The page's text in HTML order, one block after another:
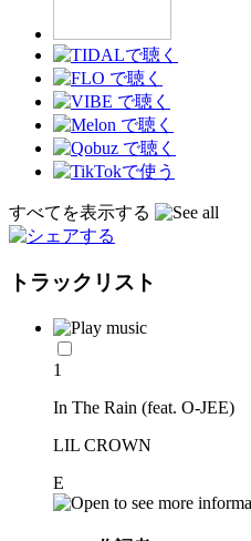
すべてを表示する
トラックリスト
1
In The Rain (feat. O-JEE)
LIL CROWN
E